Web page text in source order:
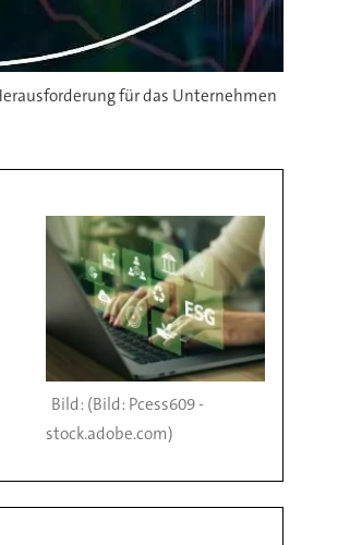
für das Unternehmen
(Bild: Pcess609 -
stock.adobe.com)